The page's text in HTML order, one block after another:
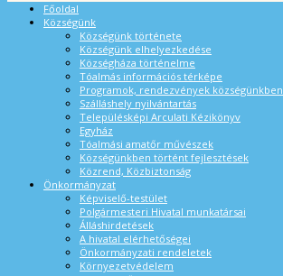
Főoldal
Községünk
Községünk története
Községünk elhelyezkedése
Községháza történelme
Tóalmás információs térképe
Programok, rendezvények községünkben
Szálláshely nyilvántartás
Településképi Arculati Kézikönyv
Egyház
Tóalmási amatőr művészek
Községünkben történt fejlesztések
Közrend, Közbiztonság
Önkormányzat
Képviselő-testület
Polgármesteri Hivatal munkatársai
Álláshirdetések
A hivatal elérhetőségei
Önkormányzati rendeletek
Környezetvédelem